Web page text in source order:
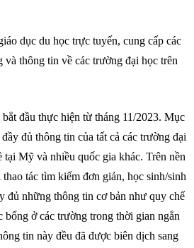
dục du học trực tuyến, cung cấp các
và thông tin về các trường đại học trên
đầu thực hiện từ tháng 11/2023. Mục
đủ thông tin của tất cả các trường đại
tại Mỹ và nhiều quốc gia khác. Trên nền
tác tìm kiếm đơn giản, học sinh/sinh
đủ những thông tin cơ bản như quy chế
bổng ở các trường trong thời gian ngắn
tin này đều đã được biên dịch sang